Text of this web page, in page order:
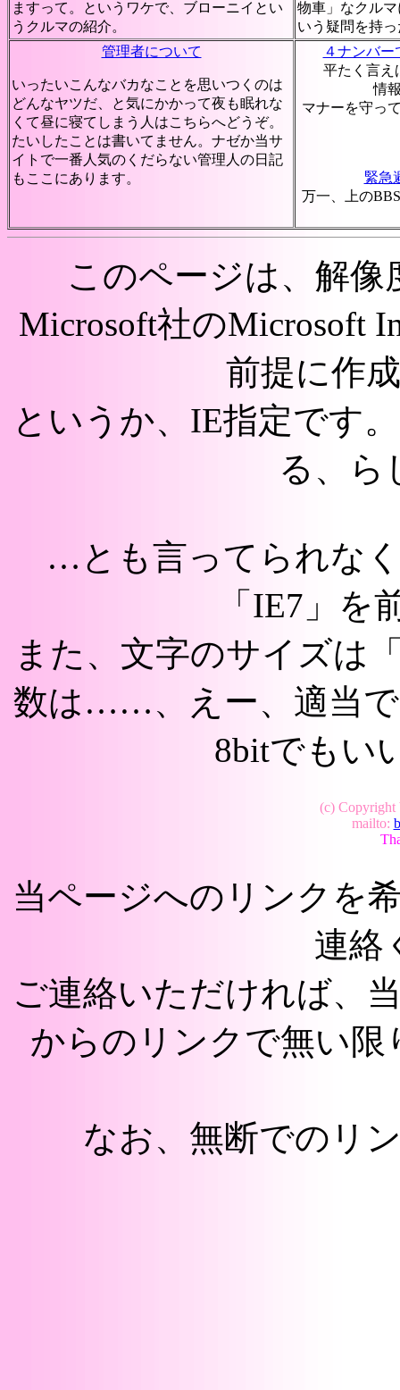
ますって。というワケで、ブローニイとい
うクルマの紹介。
物車」なクル
いう疑問を持
管理者について
いったいこんなバカなことを思いつくのは
どんなヤツだ、と気にかかって夜も眠れな
くて昼に寝てしまう人はこちらへどうぞ。
たいしたことは書いてません。ナゼか当サ
イトで一番人気のくだらない管理人の日記
もここにあります。
４ナンバ
平たく言え
情
マナーを守っ
緊急
万一、上の
このページは、解像
Microsoft社のMicrosoft
前提に作
というか、IE指定です
る、ら
…とも言ってられな
「IE7」を
また、文字のサイズは
数は……、えー、適当で
8bitでもい
(c) Copyright
mailto:
当ページへのリンクを
連絡
ご連絡いただければ、
からのリンクで無い
なお、無断でのリ